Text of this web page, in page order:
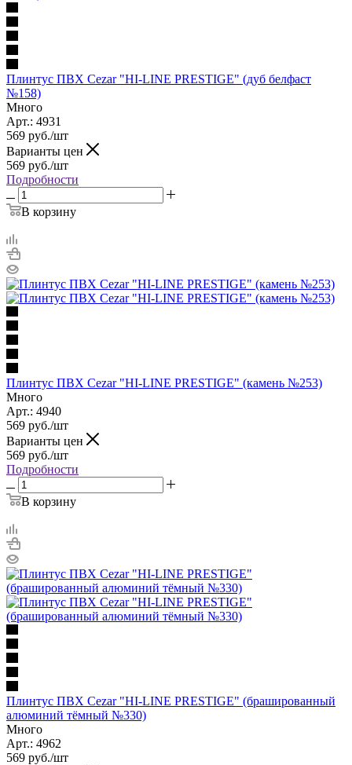
Плинтус ПВХ Cezar "HI-LINE PRESTIGE" (дуб белфаст
№158)
Много
Арт.: 4931
569 руб./шт
Варианты цен
569 руб./шт
Подробности
В корзину
Плинтус ПВХ Cezar "HI-LINE PRESTIGE" (камень №253)
Много
Арт.: 4940
569 руб./шт
Варианты цен
569 руб./шт
Подробности
В корзину
Плинтус ПВХ Cezar "HI-LINE PRESTIGE" (брашированный
алюминий тёмный №330)
Много
Арт.: 4962
569 руб./шт